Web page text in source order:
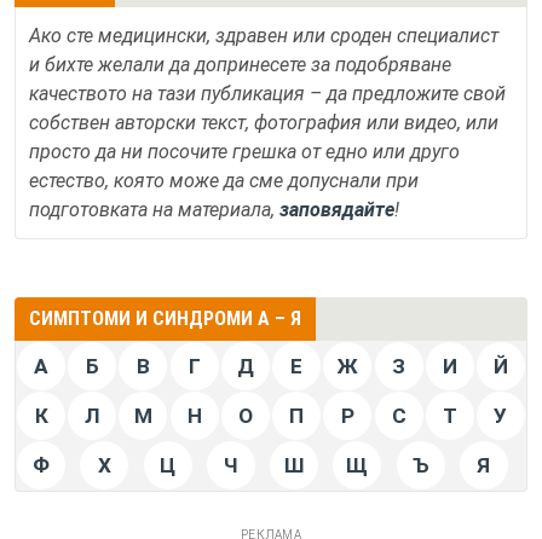
Ако сте медицински, здравен или сроден специалист
и бихте желали да допринесете за подобряване
качеството на тази публикация – да предложите свой
собствен авторски текст, фотография или видео, или
просто да ни посочите грешка от едно или друго
естество, която може да сме допуснали при
подготовката на материала, заповядайте!
СИМПТОМИ И СИНДРОМИ А – Я
А Б В Г Д Е Ж З И Й
К Л М Н О П Р С Т У
Ф Х Ц Ч Ш Щ Ъ Я
РЕКЛАМА